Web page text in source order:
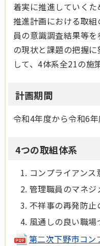
着実に推進していく
推進計画における取
員の意識調査結果等
の現状と課題の把握
して、4体系全21の施
計画期間
令和4年度から令和6
4つの取組体系
コンプライアンス
管理職員のマネ
不祥事の再発防
風通しの良い職場
第二次下野市コ